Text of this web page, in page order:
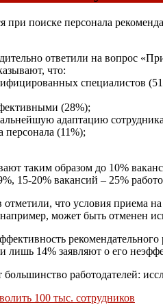
при поиске персонала
ответили на вопрос
что:
специалистов
(28%);
адаптацию
(11%);
таким образом до 10%
15-20% вакансий – 25%
что условия приема
например, может быть отменен
лишь 14% заявляют о его
работодателей:
100 тыс. сотрудников